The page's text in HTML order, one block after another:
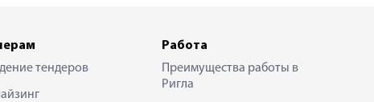
тендеров
Работа
Преимущества работы в
Ригла